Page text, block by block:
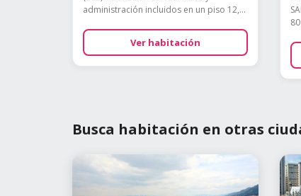
administración incluidos en un piso 12,...
Ver habitación
Busca habitación en otras